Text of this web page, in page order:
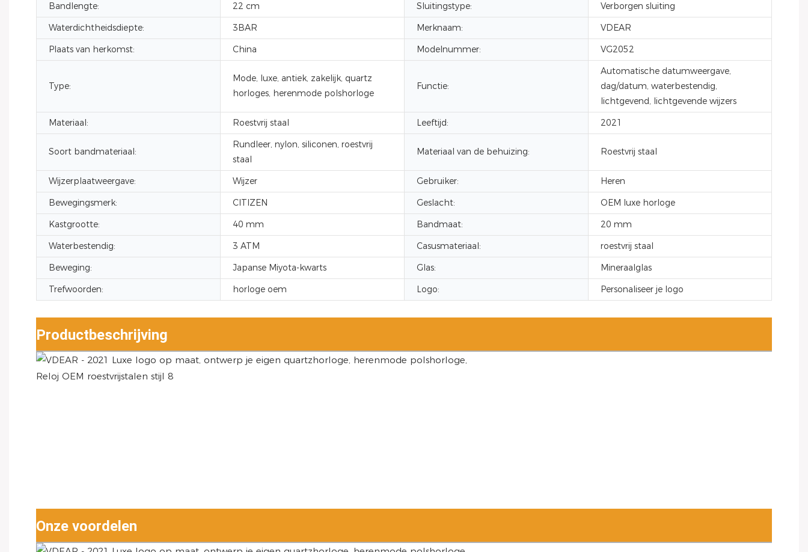
Bandlengte: 22 cm Sluitingstype:
Verborgen sluiting
Waterdichtheidsdiepte:
3BAR Merknaam:
VDEAR
Plaats van herkomst:
China Modelnummer: VG2052
Type:
Mode, luxe, antiek, zakelijk, quartz
horloges, herenmode polshorloge
Functie:
Automatische datumweergave,
dag/datum, waterbestendig,
lichtgevend, lichtgevende wijzers
Materiaal:
Roestvrij staal Leeftijd: 2021
Soort bandmateriaal:
Rundleer, nylon, siliconen, roestvrij
staal
Materiaal van de behuizing: Roestvrij staal
Wijzerplaatweergave: Wijzer Gebruiker:
Heren
Bewegingsmerk:
CITIZEN Geslacht:
OEM luxe horloge
Kastgrootte:
40 mm Bandmaat:
20 mm
Waterbestendig:
3 ATM Casusmateriaal:
roestvrij staal
Beweging:
Japanse Miyota-kwarts Glas:
Mineraalglas
Trefwoorden:
horloge oem Logo: Personaliseer je logo
Productbeschrijving
Onze voordelen